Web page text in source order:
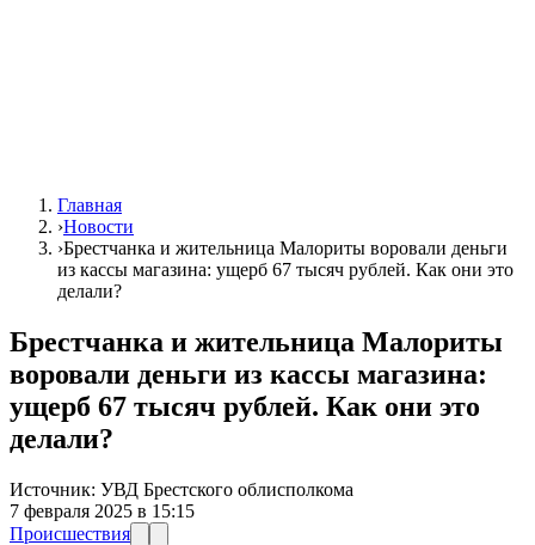
Главная
›Новости
›Брестчанка и жительница Малориты воровали деньги
из кассы магазина: ущерб 67 тысяч рублей. Как они это
делали?
Брестчанка и жительница Малориты
воровали деньги из кассы магазина:
ущерб 67 тысяч рублей. Как они это
делали?
Источник: УВД Брестского облисполкома
7 февраля 2025 в 15:15
Происшествия